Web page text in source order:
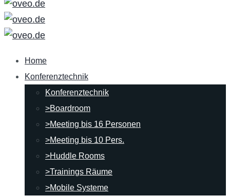
Home
Konferenztechnik
Konferenztechnik
>Boardroom
>Meeting bis 16 Personen
>Meeting bis 10 Pers.
>Huddle Rooms
>Trainings Räume
>Mobile Systeme